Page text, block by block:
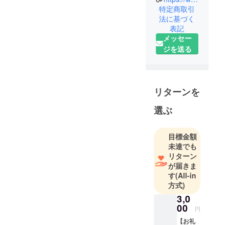
齢出産した
際に、自分
がコロナに
感染して数
ら赤ちゃん
に何も伝え
られないと
思い、伝え
ておきたい
ことを書き
留めること
ができる
ノートを探
しました。
しかし、育
児日記のよ
特定商取引
法に基づく
表記
メッセー
ジを送る
リターンを
選ぶ
目標金額
未達でも
リターン
が届きま
す(All-in
方式)
3,0
00 円
【お礼